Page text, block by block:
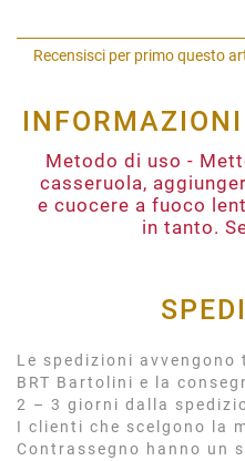
Recensisci per primo questo
Metodo di uso -
casseruola,
e cuocere a fuoco
in tanto.
Le spedizioni avvengono
BRT Bartolini e la
2 – 3 giorni dalla
I clienti che scelgono la
Contrassegno hanno un